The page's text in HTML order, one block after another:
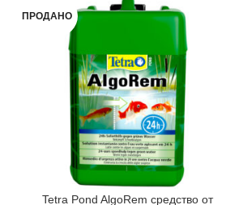
ПРОДАНО
Tetra Pond AlgoRem средство от